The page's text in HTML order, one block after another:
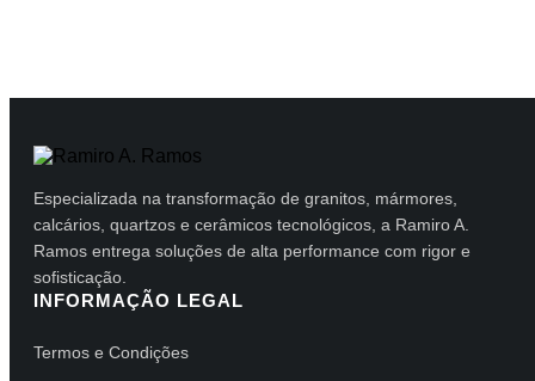
Especializada na transformação de granitos, mármores,
calcários, quartzos e cerâmicos tecnológicos, a Ramiro A.
Ramos entrega soluções de alta performance com rigor e
sofisticação.
INFORMAÇÃO LEGAL
Termos e Condições